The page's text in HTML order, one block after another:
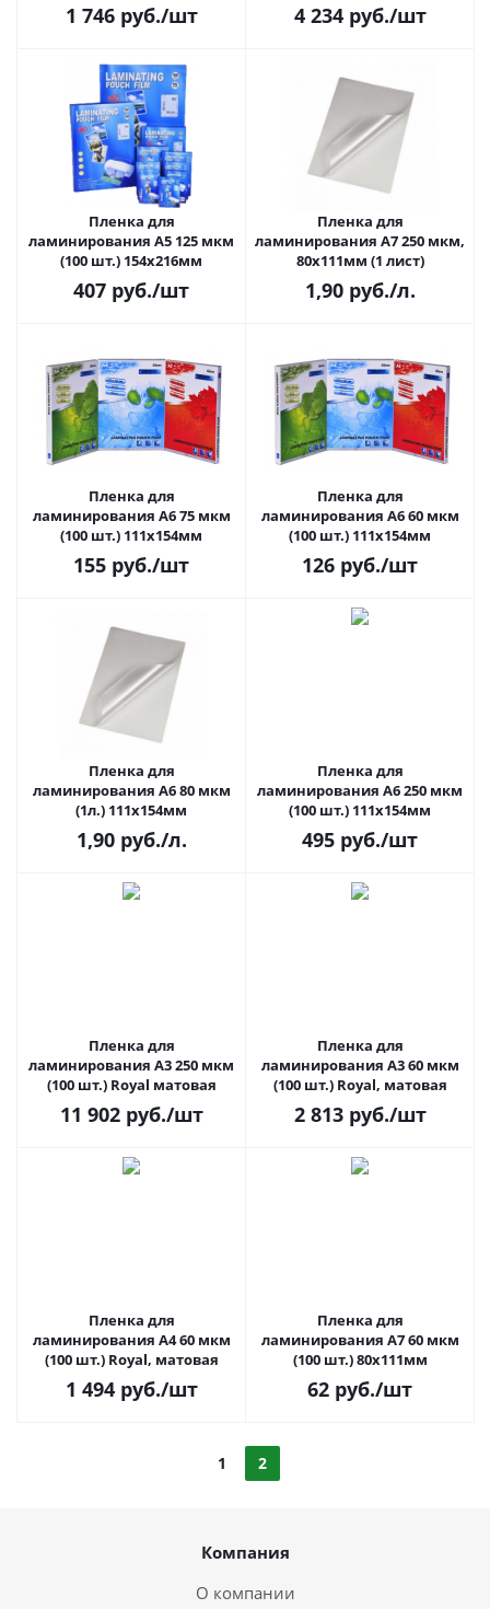
1 746руб./шт 4 234руб./шт
Пленка для
ламинирования A5 125 мкм
(100 шт.) 154х216мм
407 руб./шт
Пленка для
ламинирования A7 250 мкм,
80х111мм (1 лист)
1,90руб./л.
Пленка для
ламинирования A6 75 мкм
(100 шт.) 111х154мм
155 руб./шт
Пленка для
ламинирования A6 60 мкм
(100 шт.) 111х154мм
126 руб./шт
Пленка для
ламинирования A6 80 мкм
(1л.) 111х154мм
1,90руб./л.
Пленка для
ламинирования A6 250 мкм
(100 шт.) 111х154мм
495 руб./шт
Пленка для
ламинирования A3 250 мкм
(100 шт.) Royal матовая
11 902руб./шт
Пленка для
ламинирования A3 60 мкм
(100 шт.) Royal, матовая
2 813руб./шт
Пленка для
ламинирования A4 60 мкм
(100 шт.) Royal, матовая
1 494руб./шт
Пленка для
ламинирования A7 60 мкм
(100 шт.) 80х111мм
62 руб./шт
1 2
Компания
О компании